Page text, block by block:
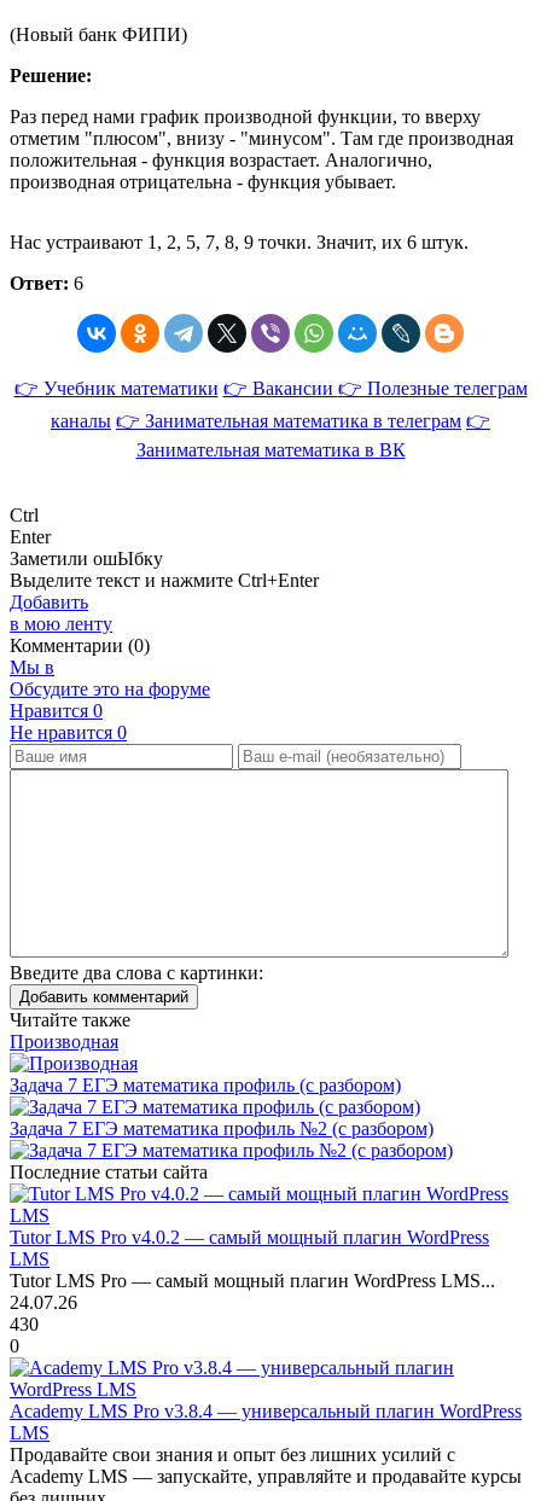
(Новый банк ФИПИ)
Решение:
Раз перед нами график производной функции, то вверху
отметим "плюсом", внизу - "минусом". Там где производная
положительная - функция возрастает. Аналогично,
производная отрицательна - функция убывает.
Нас устраивают 1, 2, 5, 7, 8, 9 точки. Значит, их 6 штук.
Ответ: 6
👉 Учебник математики 👉 Вакансии 👉 Полезные телеграм
каналы 👉 Занимательная математика в телеграм 👉
Занимательная математика в ВК
Ctrl
Enter
Заметили ошЫбку
Выделите текст и нажмите Ctrl+Enter
Добавить
в мою ленту
Комментарии (0)
Мы в
Обсудите это на форуме
Нравится 0
Не нравится 0
Введите два слова с картинки:
Добавить комментарий
Читайте также
Производная
Задача 7 ЕГЭ математика профиль (с разбором)
Задача 7 ЕГЭ математика профиль №2 (с разбором)
Последние статьи сайта
Tutor LMS Pro v4.0.2 — самый мощный плагин WordPress
LMS
Tutor LMS Pro — самый мощный плагин WordPress LMS...
24.07.26
430
0
Academy LMS Pro v3.8.4 — универсальный плагин WordPress
LMS
Продавайте свои знания и опыт без лишних усилий с
Academy LMS — запускайте, управляйте и продавайте курсы